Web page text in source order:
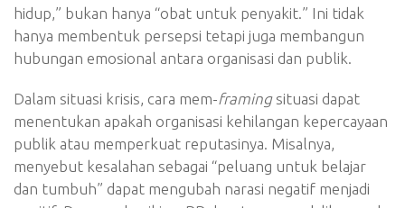
hidup,” bukan hanya “obat untuk penyakit.” Ini tidak
hanya membentuk persepsi tetapi juga membangun
hubungan emosional antara organisasi dan publik.
Dalam situasi krisis, cara mem-framing situasi dapat
menentukan apakah organisasi kehilangan kepercayaan
publik atau memperkuat reputasinya. Misalnya,
menyebut kesalahan sebagai “peluang untuk belajar
dan tumbuh” dapat mengubah narasi negatif menjadi